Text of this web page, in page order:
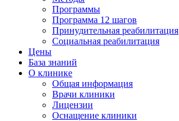
Программы
Программа 12 шагов
Принудительная реабилитация
Социальная реабилитация
Цены
База знаний
О клинике
Общая информация
Врачи клиники
Лицензии
Оснащение клиники